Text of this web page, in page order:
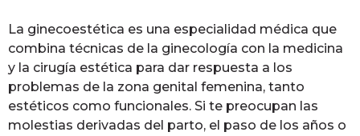
La ginecoestética es una especialidad médica que
combina técnicas de la ginecología con la medicina
y la cirugía estética para dar respuesta a los
problemas de la zona genital femenina, tanto
estéticos como funcionales. Si te preocupan las
molestias derivadas del parto, el paso de los años o